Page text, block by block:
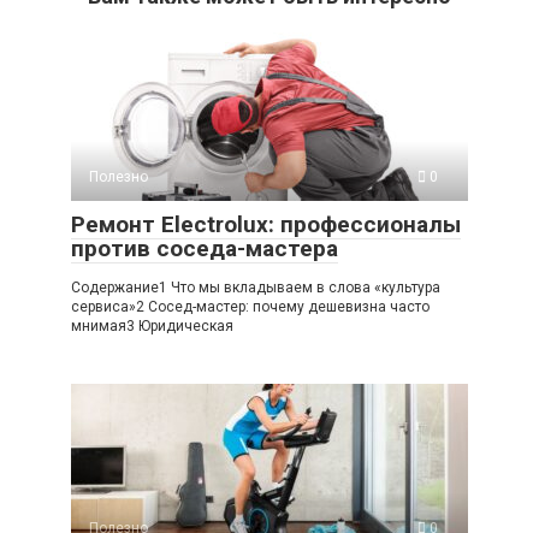
Полезно 0
Ремонт Electrolux: профессионалы
против соседа-мастера
Содержание1 Что мы вкладываем в слова «культура
сервиса»2 Сосед-мастер: почему дешевизна часто
мнимая3 Юридическая
Полезно 0